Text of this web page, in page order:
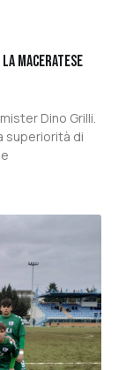
MACERATESE
Dino Grilli.
superiorità di